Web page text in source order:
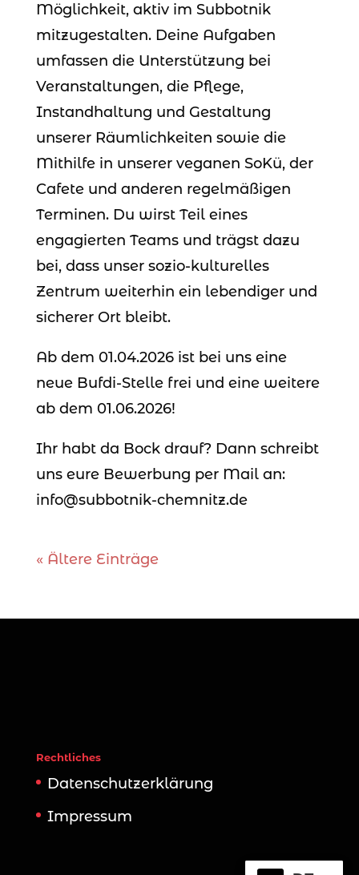
Möglichkeit, aktiv im Subbotnik
mitzugestalten. Deine Aufgaben
umfassen die Unterstützung bei
Veranstaltungen, die Pflege,
Instandhaltung und Gestaltung
unserer Räumlichkeiten sowie die
Mithilfe in unserer veganen SoKü, der
Cafete und anderen regelmäßigen
Terminen. Du wirst Teil eines
engagierten Teams und trägst dazu
bei, dass unser sozio-kulturelles
Zentrum weiterhin ein lebendiger und
sicherer Ort bleibt.
Ab dem 01.04.2026 ist bei uns eine
neue Bufdi-Stelle frei und eine weitere
ab dem 01.06.2026!
Ihr habt da Bock drauf? Dann schreibt
uns eure Bewerbung per Mail an:
info@subbotnik-chemnitz.de
« Ältere Einträge
Rechtliches
Datenschutzerklärung
Impressum